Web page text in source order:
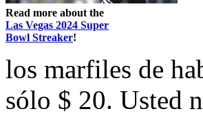
Read more about the
Las Vegas 2024 Super
Bowl Streaker!
los marfiles de
sólo $ 20. Usted